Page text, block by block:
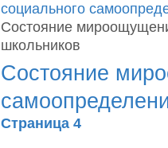
социального
Состояние
школьников
Состояние
Страница 4